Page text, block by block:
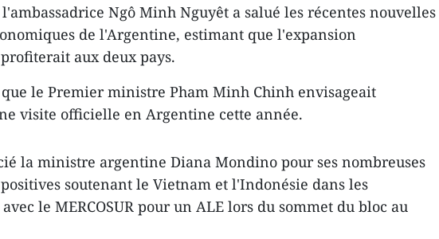
Ngô Minh Nguyêt a salué les récentes nouvelles
de l'Argentine, estimant que l'expansion
aux deux pays.
le Premier ministre Pham Minh Chinh envisageait
visite officielle en Argentine cette année.
la ministre argentine Diana Mondino pour ses nombreuses
soutenant le Vietnam et l'Indonésie dans les
le MERCOSUR pour un ALE lors du sommet du bloc au